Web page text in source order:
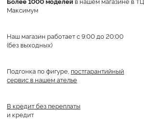
Максимум
Наш магазин работает с 9:00 до 20:00
(без выходных)
Подгонка по фигуре, постгарантийный
сервис в нашем ателье
В кредит без переплаты
и кредит